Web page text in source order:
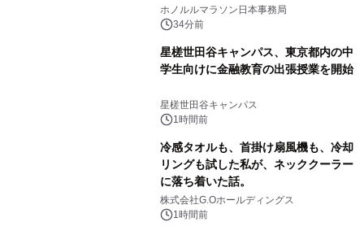
テゴリー「ハパルアIKI(イキ)」(約
13.4km)が登場
ホノルルマラソン日本事務局
34分前
星槎世田谷キャンパス、東京都内の中
学生向けに金融教育の出張授業を開始
星槎世田谷キャンパス
1時間前
冷感タオルも、首掛け扇風機も、冷却
リングも試した私が、ネッククーラー
に落ち着いた話。
株式会社G.Oホールディングス
1時間前